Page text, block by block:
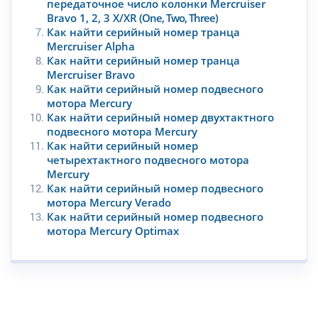
передаточное число колонки Mercruiser
Bravo 1, 2, 3 X/XR (One, Two, Three)
Как найти серийный номер транца
Mercruiser Alpha
Как найти серийный номер транца
Mercruiser Bravo
Как найти серийный номер подвесного
мотора Mercury
Как найти серийный номер двухтактного
подвесного мотора Mercury
Как найти серийный номер
четырехтактного подвесного мотора
Mercury
Как найти серийный номер подвесного
мотора Mercury Verado
Как найти серийный номер подвесного
мотора Mercury Optimax